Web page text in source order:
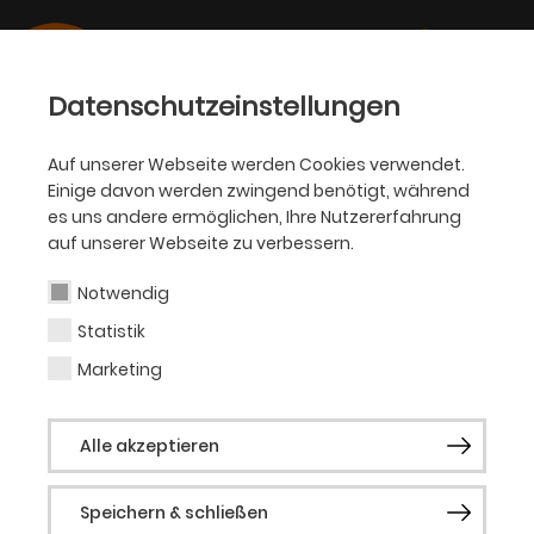
Datenschutzeinstellungen
Auf unserer Webseite werden Cookies verwendet.
Einige davon werden zwingend benötigt, während
es uns andere ermöglichen, Ihre Nutzererfahrung
auf unserer Webseite zu verbessern.
Notwendig
Statistik
Marketing
Alle akzeptieren
Speichern & schließen
PHILHARMONIKER
Linus Roth
Gastsolist (Violine)
Nachdem Linus Roth bereits 2006 zum
ECHO-Nachwuchskünstler gekürt wurde,
erhielt er 2017 seine zweite ECHO
Auszeichnung für die Einspielung der